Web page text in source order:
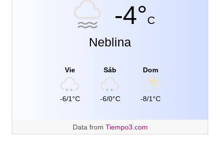
-4°C
Neblina
Vie
-6/1°C
Sáb
-6/0°C
Dom
-8/1°C
Data from Tiempo3.com